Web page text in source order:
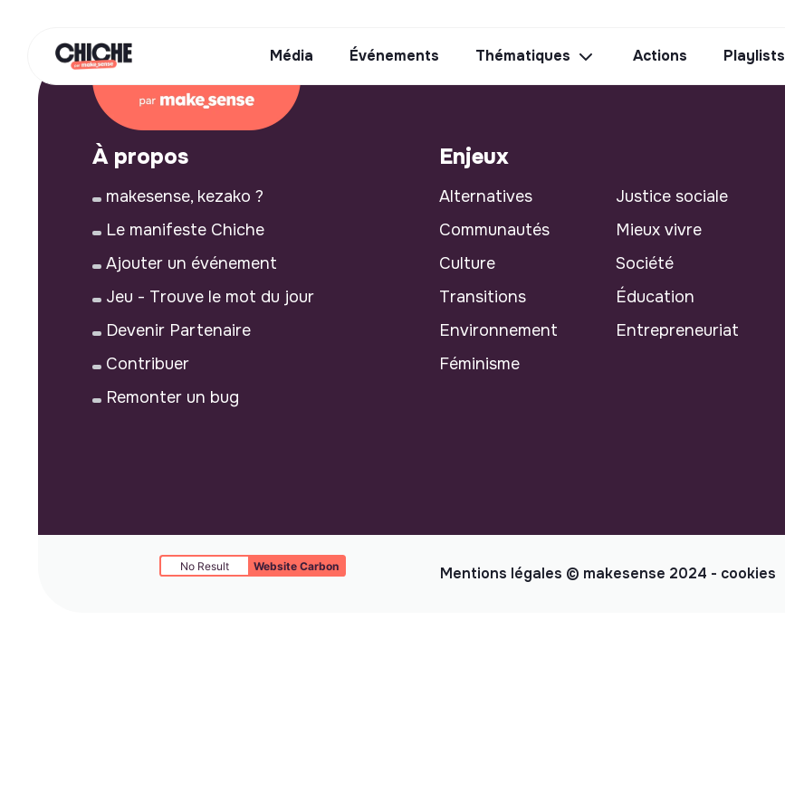
Média Événements Thématiques Actions Playlists
À propos
makesense, kezako ?
Le manifeste Chiche
Ajouter un événement
Jeu - Trouve le mot du jour
Devenir Partenaire
Contribuer
Remonter un bug
Enjeux
Alternatives
Communautés
Culture
Transitions
Environnement
Féminisme
Justice sociale
Mieux vivre
Société
Éducation
Entrepreneuriat
No Result Website Carbon Mentions légales © makesense 2024 - cookies